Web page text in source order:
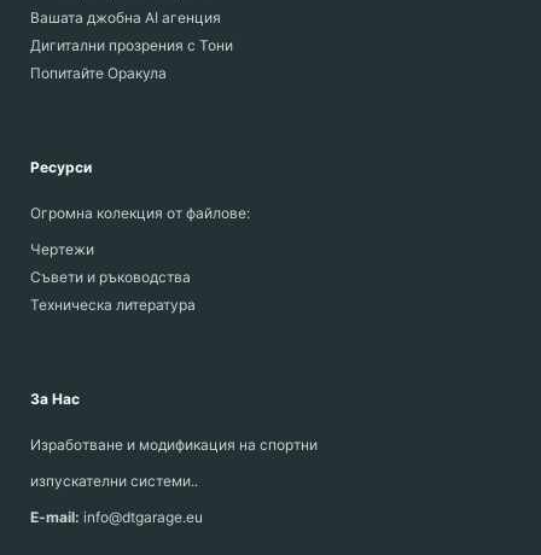
Вашата джобна AI агенция
Дигитални прозрения с Тони
Попитайте Оракула
Ресурси
Огромна колекция от файлове:
Чертежи
Съвети и ръководства
Техническа литература
За Нас
Изработване и модификация на спортни
изпускателни системи..
E-mail: info@dtgarage.eu